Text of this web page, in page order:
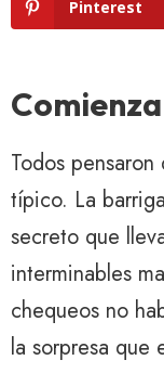
Pinterest
Todos
típico. La
secreto que
interminables
chequeos no
la sorpresa que